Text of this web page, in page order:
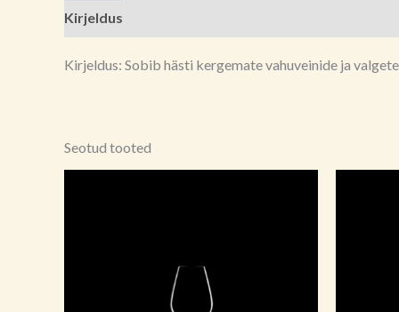
Kirjeldus
Kirjeldus: Sobib hästi kergemate vahuveinide ja
Seotud tooted